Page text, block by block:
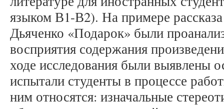
языком В1-В2). На примере
Дьяченко «Подарок» были
восприятия содержания
ходе исследования были выявлены
испытали студенты в процессе
ним относятся: изначальные